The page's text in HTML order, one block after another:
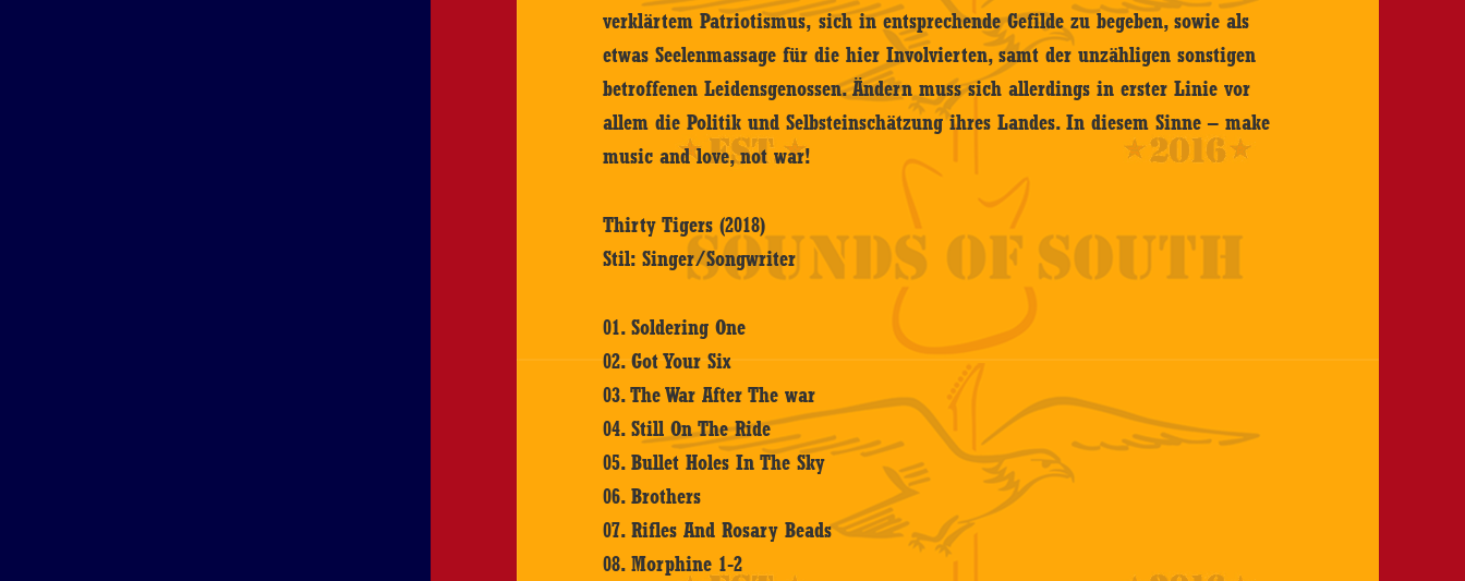
verklärtem Patriotismus, sich in entsprechende Gefilde zu begeben, sowie als
etwas Seelenmassage für die hier Involvierten, samt der unzähligen sonstigen
betroffenen Leidensgenossen. Ändern muss sich allerdings in erster Linie vor
allem die Politik und Selbsteinschätzung ihres Landes. In diesem Sinne – make
music and love, not war!
Thirty Tigers (2018)
Stil: Singer/Songwriter
01. Soldering One
02. Got Your Six
03. The War After The war
04. Still On The Ride
05. Bullet Holes In The Sky
06. Brothers
07. Rifles And Rosary Beads
08. Morphine 1-2